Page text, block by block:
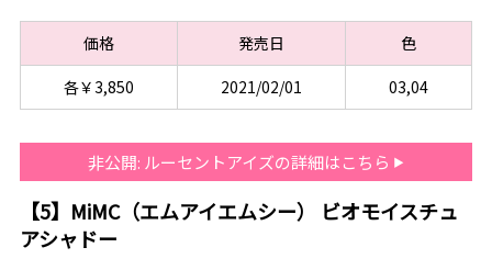
価格 発売日
色
各￥3,850
2021/02/01 03,04
非公開: ルーセントアイズの詳細はこちら
【5】MiMC（エムアイエムシー） ビオモイスチュ
アシャドー